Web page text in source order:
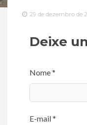
29 de dezembro de
Deixe
Nome *
E-mail *